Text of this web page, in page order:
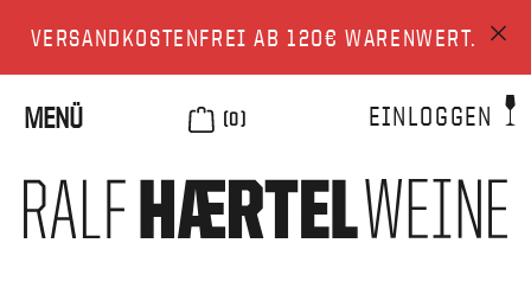
VERSANDKOSTENFREI AB 120€ WARENWERT.
MENÜ (0) EINLOGGEN